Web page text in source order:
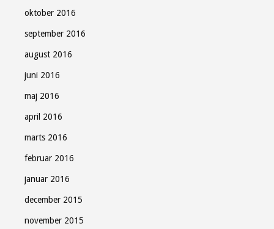
oktober 2016
september 2016
august 2016
juni 2016
maj 2016
april 2016
marts 2016
februar 2016
januar 2016
december 2015
november 2015